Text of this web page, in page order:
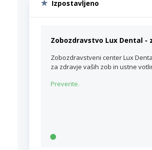
Izpostavljeno
Zobozdravstvo Lux Dental -
Zobozdravstveni center Lux
za zdravje vaših zob in ustne
Preverite.